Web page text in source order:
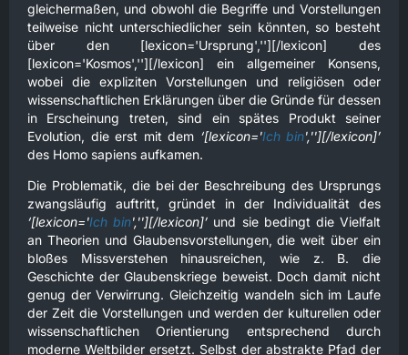
gleichermaßen, und obwohl die Begriffe und Vorstellungen
teilweise nicht unterschiedlicher sein könnten, so besteht
über den [lexicon='Ursprung',''][/lexicon] des
[lexicon='Kosmos',''][/lexicon] ein allgemeiner Konsens,
wobei die expliziten Vorstellungen und religiösen oder
wissenschaftlichen Erklärungen über die Gründe für dessen
in Erscheinung treten, sind ein spätes Produkt seiner
Evolution, die erst mit dem ‘[lexicon='Ich bin',''][/lexicon]’
des Homo sapiens aufkamen.
Die Problematik, die bei der Beschreibung des Ursprungs
zwangsläufig auftritt, gründet in der Individualität des
‘[lexicon='Ich bin',''][/lexicon]’ und sie bedingt die Vielfalt
an Theorien und Glaubensvorstellungen, die weit über ein
bloßes Missverstehen hinausreichen, wie z. B. die
Geschichte der Glaubenskriege beweist. Doch damit nicht
genug der Verwirrung. Gleichzeitig wandeln sich im Laufe
der Zeit die Vorstellungen und werden der kulturellen oder
wissenschaftlichen Orientierung entsprechend durch
moderne Weltbilder ersetzt. Selbst der abstrakte Pfad der